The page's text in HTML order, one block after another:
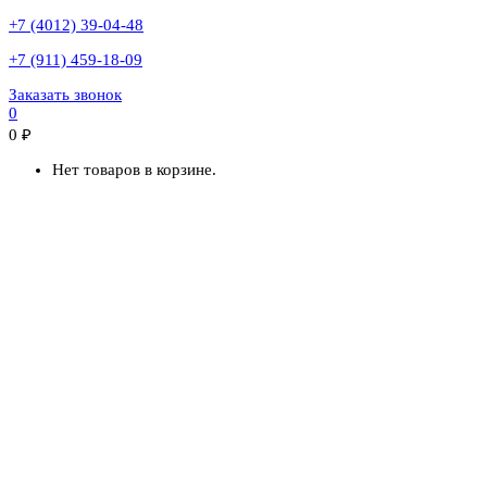
+7 (4012) 39-04-48
+7 (911) 459-18-09
Заказать звонок
0
0 ₽
Нет товаров в корзине.